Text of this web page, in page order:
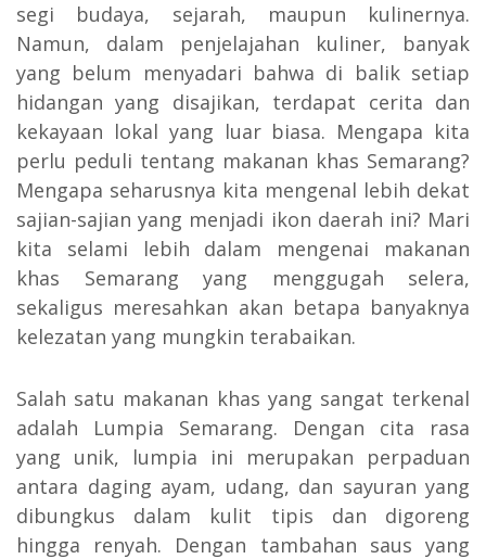
segi budaya, sejarah, maupun kulinernya.
Namun, dalam penjelajahan kuliner, banyak
yang belum menyadari bahwa di balik setiap
hidangan yang disajikan, terdapat cerita dan
kekayaan lokal yang luar biasa. Mengapa kita
perlu peduli tentang makanan khas Semarang?
Mengapa seharusnya kita mengenal lebih dekat
sajian-sajian yang menjadi ikon daerah ini? Mari
kita selami lebih dalam mengenai makanan
khas Semarang yang menggugah selera,
sekaligus meresahkan akan betapa banyaknya
kelezatan yang mungkin terabaikan.
Salah satu makanan khas yang sangat terkenal
adalah Lumpia Semarang. Dengan cita rasa
yang unik, lumpia ini merupakan perpaduan
antara daging ayam, udang, dan sayuran yang
dibungkus dalam kulit tipis dan digoreng
hingga renyah. Dengan tambahan saus yang